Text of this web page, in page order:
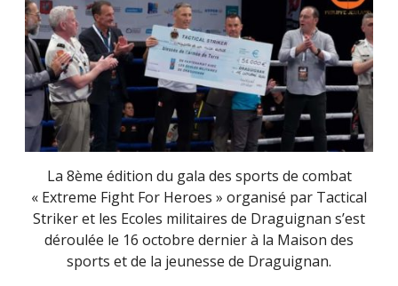
La 8ème édition du gala des sports de combat
« Extreme Fight For Heroes » organisé par Tactical
Striker et les Ecoles militaires de Draguignan s’est
déroulée le 16 octobre dernier à la Maison des
sports et de la jeunesse de Draguignan.